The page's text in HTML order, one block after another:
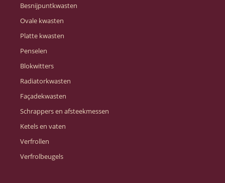
Besnijpuntkwasten
Ovale kwasten
Platte kwasten
Penselen
Blokwitters
Radiatorkwasten
Façadekwasten
Schrappers en afsteekmessen
Ketels en vaten
Verfrollen
Verfrolbeugels